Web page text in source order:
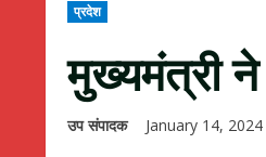
प्रदेश
मुख्यमंत्री ने
उप संपादक January 14, 2024